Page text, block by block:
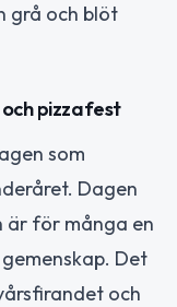
grå och blöt
pizzafest
som
Dagen
är för många en
Det
och